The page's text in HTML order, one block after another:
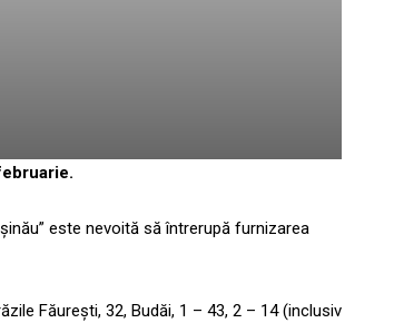
este nevoită să întrerupă furnizarea
Făurești, 32, Budăi, 1 – 43, 2 – 14 (inclusiv